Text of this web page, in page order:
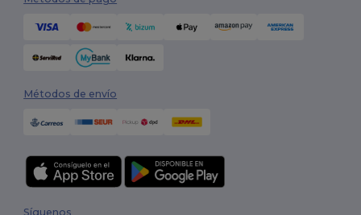
Métodos de envío
Síguenos